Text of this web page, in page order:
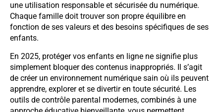
une utilisation responsable et sécurisée du numérique.
Chaque famille doit trouver son propre équilibre en
fonction de ses valeurs et des besoins spécifiques de ses
enfants.
En 2025, protéger vos enfants en ligne ne signifie plus
simplement bloquer des contenus inappropriés. Il s’agit
de créer un environnement numérique sain où ils peuvent
apprendre, explorer et se divertir en toute sécurité. Les
outils de contrôle parental modernes, combinés à une